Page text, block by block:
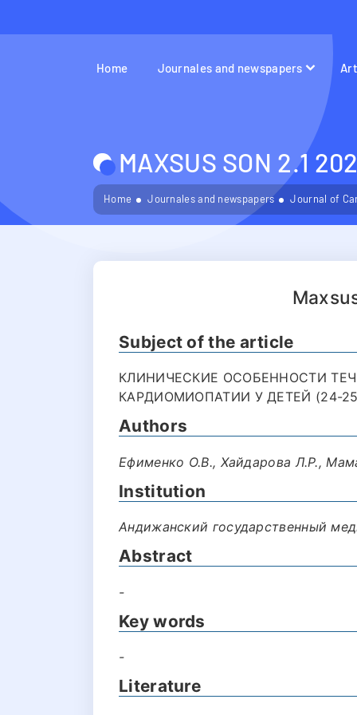
Home Journales and newspapers
MAXSUS SON 2.1
Home Journales and newspapers Journal of
Subject of the article
КЛИНИЧЕСКИЕ ОСОБЕННОСТИ
КАРДИОМИОПАТИИ У ДЕТЕЙ (24-
Authors
Ефименко О.В., Хайдарова Л.Р.,
Institution
Андижанский государственный
Abstract
-
Key words
-
Literature